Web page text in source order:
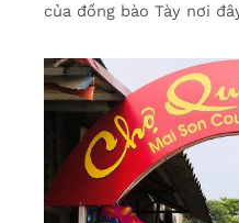
của đồng bào Tày nơi